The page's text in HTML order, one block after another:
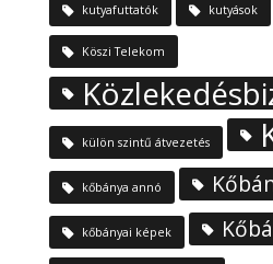
kutyafuttatók kutyások
Köszi Telekom
külön szintű átvezetés
kőbánya annó
kőbányai képek